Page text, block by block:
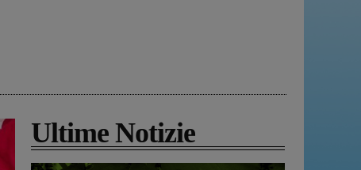
Ultime Notizie